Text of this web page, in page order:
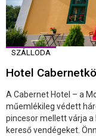
SZÁLLODA
Hotel
A Cabernet Hotel – a
műemlékileg védett
pincesor mellett várja
kereső vendégeket.